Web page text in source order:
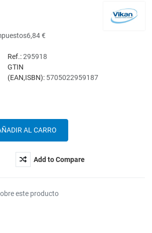
6,84 €
Ref.: 295918
GTIN
(EAN,ISBN): 5705022959187
Add to Compare
este producto